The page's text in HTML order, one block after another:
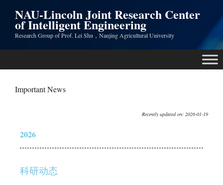
NAU-Lincoln Joint Research Center
of Intelligent Engineering
Research Group of Prof. Lei Shu，Nanjing Agricultural University
Important News
Recently updated on: 2026-01-19
2026
科研动态